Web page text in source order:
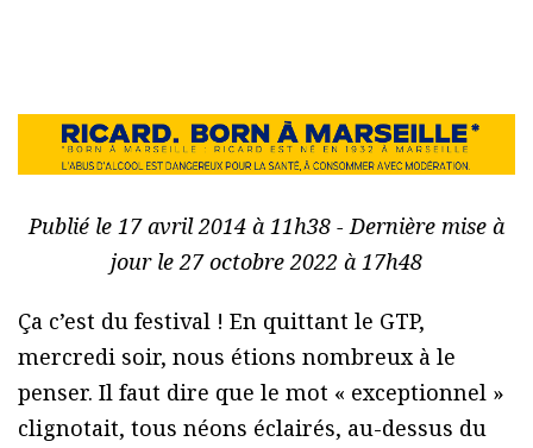
Publié le 17 avril 2014 à 11h38 - Dernière mise à
jour le 27 octobre 2022 à 17h48
Ça c’est du festival ! En quittant le GTP,
mercredi soir, nous étions nombreux à le
penser. Il faut dire que le mot « exceptionnel »
clignotait, tous néons éclairés, au-dessus du